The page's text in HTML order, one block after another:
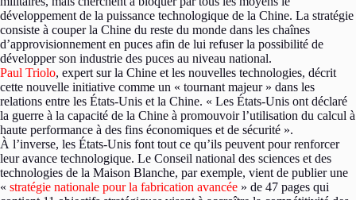
développement de la puissance technologique de la Chine. La stratégie
consiste à couper la Chine du reste du monde dans les chaînes
d’approvisionnement en puces afin de lui refuser la possibilité de
développer son industrie des puces au niveau national.
Paul Triolo, expert sur la Chine et les nouvelles technologies, décrit
cette nouvelle initiative comme un « tournant majeur » dans les
relations entre les États-Unis et la Chine. « Les États-Unis ont déclaré
la guerre à la capacité de la Chine à promouvoir l’utilisation du calcul à
haute performance à des fins économiques et de sécurité ».
À l’inverse, les États-Unis font tout ce qu’ils peuvent pour renforcer
leur avance technologique. Le Conseil national des sciences et des
technologies de la Maison Blanche, par exemple, vient de publier une
« stratégie nationale pour la fabrication avancée » de 47 pages qui